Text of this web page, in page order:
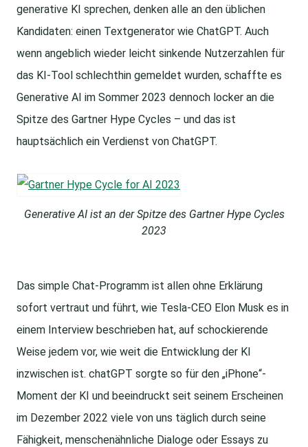
generative KI sprechen, denken alle an den üblichen
Kandidaten: einen Textgenerator wie ChatGPT. Auch
wenn angeblich wieder leicht sinkende Nutzerzahlen für
das KI-Tool schlechthin gemeldet wurden, schaffte es
Generative AI im Sommer 2023 dennoch locker an die
Spitze des Gartner Hype Cycles – und das ist
hauptsächlich ein Verdienst von ChatGPT.
Generative AI ist an der Spitze des Gartner Hype Cycles
2023
Das simple Chat-Programm ist allen ohne Erklärung
sofort vertraut und führt, wie Tesla-CEO Elon Musk es in
einem Interview beschrieben hat, auf schockierende
Weise jedem vor, wie weit die Entwicklung der KI
inzwischen ist. chatGPT sorgte so für den „iPhone“-
Moment der KI und beeindruckt seit seinem Erscheinen
im Dezember 2022 viele von uns täglich durch seine
Fähigkeit, menschenähnliche Dialoge oder Essays zu